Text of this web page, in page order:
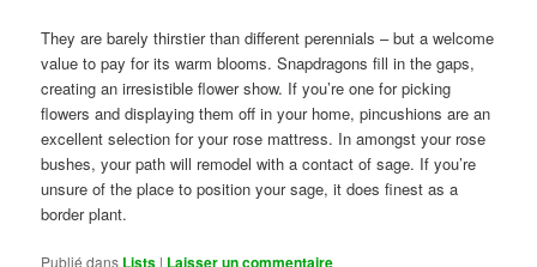
They are barely thirstier than different perennials – but a welcome
value to pay for its warm blooms. Snapdragons fill in the gaps,
creating an irresistible flower show. If you’re one for picking
flowers and displaying them off in your home, pincushions are an
excellent selection for your rose mattress. In amongst your rose
bushes, your path will remodel with a contact of sage. If you’re
unsure of the place to position your sage, it does finest as a
border plant.
Publié dans Lists | Laisser un commentaire